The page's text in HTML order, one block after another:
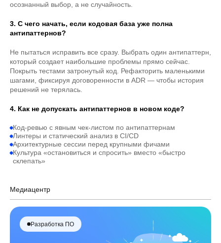
осознанный выбор, а не случайность.
3. С чего начать, если кодовая база уже полна
антипаттернов?
Не пытаться исправить все сразу. Выбрать один антипаттерн,
который создает наибольшие проблемы прямо сейчас.
Покрыть тестами затронутый код. Рефакторить маленькими
шагами, фиксируя договоренности в ADR — чтобы история
решений не терялась.
4. Как не допускать антипаттернов в новом коде?
Код-ревью с явным чек-листом по антипаттернам
Линтеры и статический анализ в CI/CD
Архитектурные сессии перед крупными фичами
Культура «остановиться и спросить» вместо «быстро
склепать»
Медиацентр
Разработка ПО